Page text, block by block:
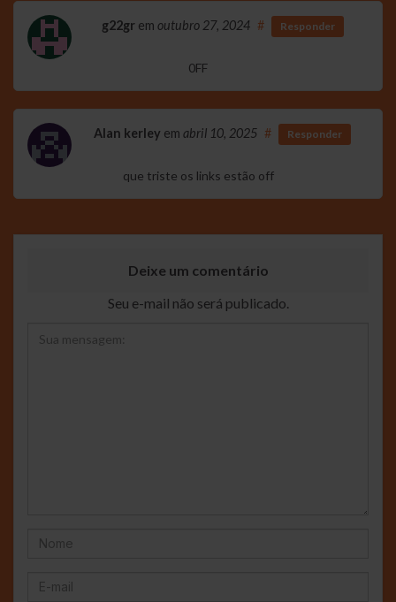
g22grem outubro 27, 2024 # Responder
0FF
Alan kerley em abril 10, 2025 # Responder
que triste os links estão off
Deixe um comentário
Seu e-mail não será publicado.